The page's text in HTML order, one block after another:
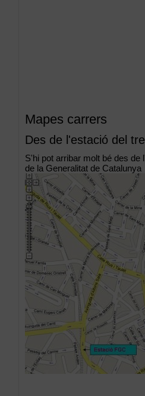
Mapes carrers
Des de l'estació del
S'hi pot arribar molt bé des
de la Generalitat de Catalunya